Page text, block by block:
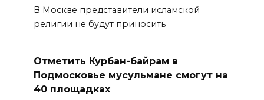
В Москве представители исламской
религии не будут приносить
Отметить Курбан-байрам в
Подмосковье мусульмане смогут на
40 площадках